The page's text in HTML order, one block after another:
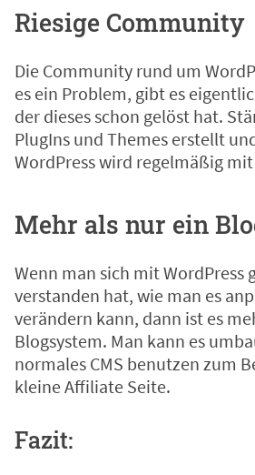
Riesige Community
Die Community rund um
es ein Problem, gibt es
der dieses schon gelöst hat.
PlugIns und Themes erstellt
WordPress wird regelmäßig
Mehr als nur ein
Wenn man sich mit WordPress
verstanden hat, wie man es
verändern kann, dann ist es
Blogsystem. Man kann es
normales CMS benutzen zum
kleine Affiliate Seite.
Fazit: